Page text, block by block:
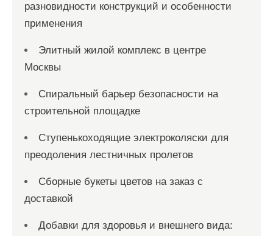
разновидности конструкций и особенности
применения
Элитный жилой комплекс в центре
Москвы
Спиральный барьер безопасности на
строительной площадке
Ступенькоходящие электроколяски для
преодоления лестничных пролетов
Сборные букеты цветов на заказ с
доставкой
Добавки для здоровья и внешнего вида: